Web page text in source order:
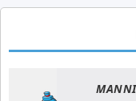
MANNI